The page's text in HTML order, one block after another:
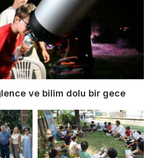
ve bilim dolu bir gece